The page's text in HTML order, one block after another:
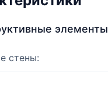
элементы
стены: